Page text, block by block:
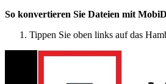
So konvertieren Sie Dateien mit
Tippen Sie oben links auf das